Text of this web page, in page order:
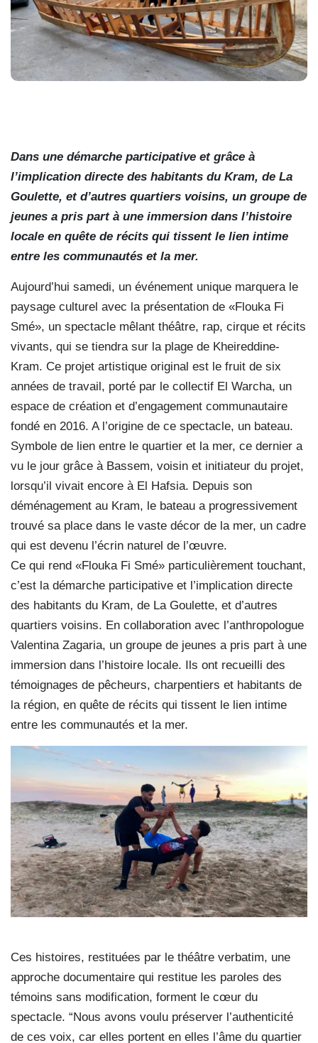
Dans une démarche participative et grâce à
l’implication directe des habitants du Kram, de La
Goulette, et d’autres quartiers voisins, un groupe de
jeunes a pris part à une immersion dans l’histoire
locale en quête de récits qui tissent le lien intime
entre les communautés et la mer.
Aujourd’hui samedi, un événement unique marquera le
paysage culturel avec la présentation de «Flouka Fi
Smé», un spectacle mêlant théâtre, rap, cirque et récits
vivants, qui se tiendra sur la plage de Kheireddine-
Kram. Ce projet artistique original est le fruit de six
années de travail, porté par le collectif El Warcha, un
espace de création et d’engagement communautaire
fondé en 2016. A l’origine de ce spectacle, un bateau.
Symbole de lien entre le quartier et la mer, ce dernier a
vu le jour grâce à Bassem, voisin et initiateur du projet,
lorsqu’il vivait encore à El Hafsia. Depuis son
déménagement au Kram, le bateau a progressivement
trouvé sa place dans le vaste décor de la mer, un cadre
qui est devenu l’écrin naturel de l’œuvre.
Ce qui rend «Flouka Fi Smé» particulièrement touchant,
c’est la démarche participative et l’implication directe
des habitants du Kram, de La Goulette, et d’autres
quartiers voisins. En collaboration avec l’anthropologue
Valentina Zagaria, un groupe de jeunes a pris part à une
immersion dans l’histoire locale. Ils ont recueilli des
témoignages de pêcheurs, charpentiers et habitants de
la région, en quête de récits qui tissent le lien intime
entre les communautés et la mer.
Ces histoires, restituées par le théâtre verbatim, une
approche documentaire qui restitue les paroles des
témoins sans modification, forment le cœur du
spectacle. “Nous avons voulu préserver l’authenticité
de ces voix, car elles portent en elles l’âme du quartier